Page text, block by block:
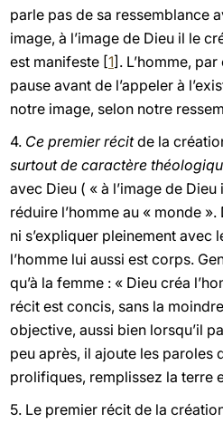
parle pas de sa ressemblance
image, à l’image de Dieu il le
est manifeste [1]. L’homme,
pause avant de l’appeler à
notre image, selon notre
4. Ce premier récitde la
surtout de caractère
avec Dieu ( « à l’image de
réduire l’homme au « monde
ni s’expliquer pleinement avec
l’homme lui aussi est corps.
qu’à la femme : « Dieu créa
récit est concis, sans la
objective, aussi bien lorsqu’il
peu après, il ajoute les paroles
prolifiques, remplissez la terre
5. Le premier récit de la